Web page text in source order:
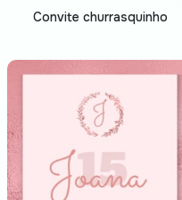
Convite churrasquinho